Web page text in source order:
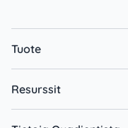
Tuote
Resurssit